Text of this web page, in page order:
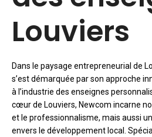
Louviers
Dans le paysage entrepreneurial de
s’est démarquée par son approche
à l’industrie des enseignes
cœur de Louviers, Newcom incarne
et le professionnalisme, mais aussi
envers le développement local.